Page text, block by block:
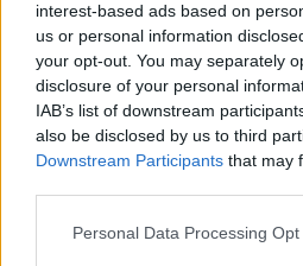
interest-based ads based on
us or personal information
your opt-out. You may separately
disclosure of your personal
IAB’s list of downstream
also be disclosed by us to third
Downstream Participants that may
Please note that this website/app
Personal Data Processing
#HÉGETŐ HONORKA #VIDEÓ
#LETTNER KRISZTINA #ATRX
#GYEREKEK